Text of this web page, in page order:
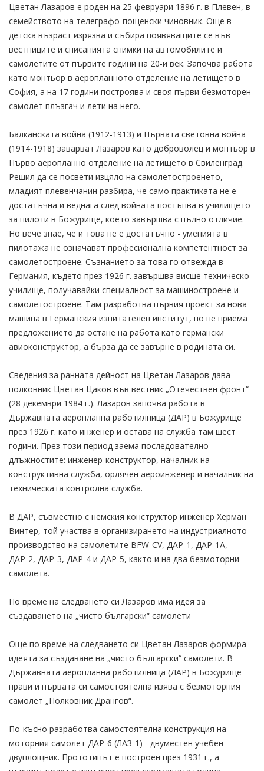
Цветан Лазаров е роден на 25 февруари 1896 г. в Плевен, в
семейството на телеграфо-пощенски чиновник. Още в
детска възраст изрязва и събира появяващите се във
вестниците и списанията снимки на автомобилите и
самолетите от първите години на 20-и век. Започва работа
като монтьор в аеропланното отделение на летището в
София, а на 17 години построява и своя първи безмоторен
самолет плъзгач и лети на него.
Балканската война (1912-1913) и Първата световна война
(1914-1918) заварват Лазаров като доброволец и монтьор в
Първо аеропланно отделение на летището в Свиленград.
Решил да се посвети изцяло на самолетостроенето,
младият плевенчанин разбира, че само практиката не е
достатъчна и веднага след войната постъпва в училището
за пилоти в Божурище, което завършва с пълно отличие.
Но вече знае, че и това не е достатъчно - уменията в
пилотажа не означават професионална компетентност за
самолетостроене. Съзнанието за това го отвежда в
Германия, където през 1926 г. завършва висше техническо
училище, получавайки специалност за машиностроене и
самолетостроене. Там разработва първия проект за нова
машина в Германския изпитателен институт, но не приема
предложението да остане на работа като германски
авиоконструктор, а бърза да се завърне в родината си.
Сведения за ранната дейност на Цветан Лазаров дава
полковник Цветан Цаков във вестник „Отечествен фронт“
(28 декември 1984 г.). Лазаров започва работа в
Държавната аеропланна работилница (ДАР) в Божурище
през 1926 г. като инженер и остава на служба там шест
години. През този период заема последователно
длъжностите: инженер-конструктор, началник на
конструктивна служба, орлячен аероинженер и началник на
техническата контролна служба.
В ДАР, съвместно с немския конструктор инженер Херман
Винтер, той участва в организирането на индустриалното
производство на самолетите BFW-CV, ДАР-1, ДАР-1А,
ДАР-2, ДАР-3, ДАР-4 и ДАР-5, както и на два безмоторни
самолета.
По време на следването си Лазаров има идея за
създаването на „чисто български“ самолети
Още по време на следването си Цветан Лазаров формира
идеята за създаване на „чисто български“ самолети. В
Държавната аеропланна работилница (ДАР) в Божурище
прави и първата си самостоятелна изява с безмоторния
самолет „Полковник Дрангов“.
По-късно разработва самостоятелна конструкция на
моторния самолет ДАР-6 (ЛАЗ-1) - двуместен учебен
двуплощник. Прототипът е построен през 1931 г., а